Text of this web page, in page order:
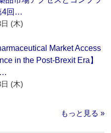
4回…
(木)
Market Access
in the Post-Brexit Era】
(木)
もっと見る »